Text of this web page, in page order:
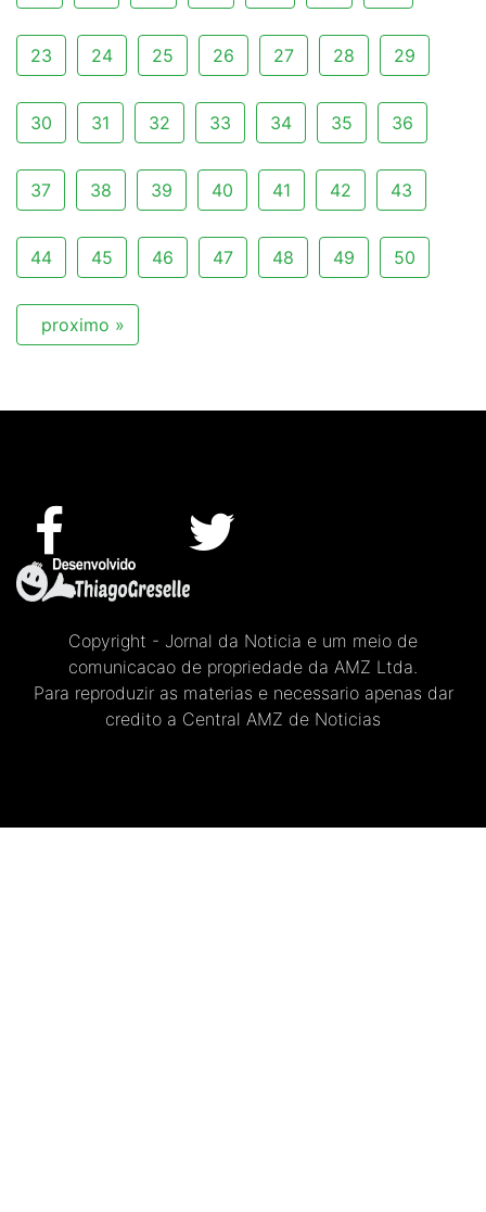
23 24 25 26 27 28 29
30 31 32 33 34 35 36
37 38 39 40 41 42 43
44 45 46 47 48 49 50
proximo »
Copyright - Jornal da Noticia e um meio de
comunicacao de propriedade da AMZ Ltda.
Para reproduzir as materias e necessario apenas dar
credito a Central AMZ de Noticias